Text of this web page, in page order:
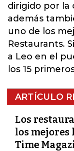
dirigido por la
además
uno de los
Restaurants.
a Leo en el
los 15
ARTÍCULO
Los
los mejores
Time